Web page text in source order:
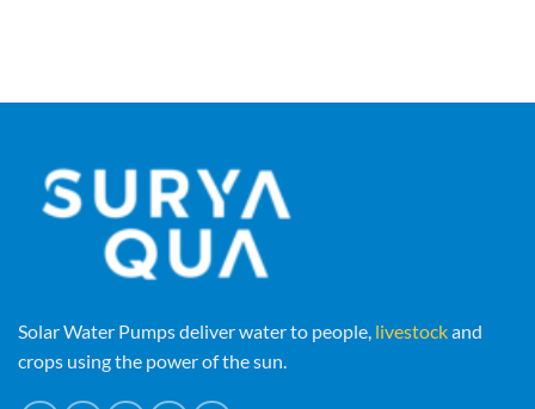
Solar Water Pumps deliver water to people, livestockand
crops using the power of the sun.